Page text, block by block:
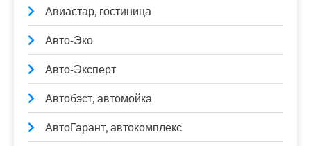
Авиастар, гостиница
Авто-Эко
Авто-Эксперт
Автобэст, автомойка
АвтоГарант, автокомплекс